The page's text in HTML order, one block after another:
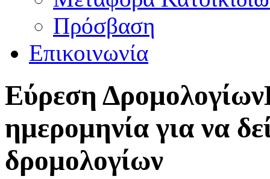
Πρόσβαση
Επικοινωνία
Εύρεση Δρομολογίων
ημερομηνία για να
δρομολογίων